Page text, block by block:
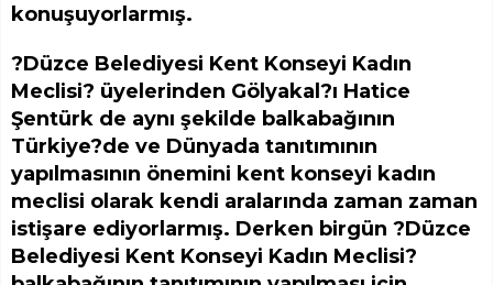
konuşuyorlarmış.
?Düzce Belediyesi Kent Konseyi Kadın
Meclisi? üyelerinden Gölyakal?ı Hatice
Şentürk de aynı şekilde balkabağının
Türkiye?de ve Dünyada tanıtımının
yapılmasının önemini kent konseyi kadın
meclisi olarak kendi aralarında zaman zaman
istişare ediyorlarmış. Derken birgün ?Düzce
Belediyesi Kent Konseyi Kadın Meclisi?